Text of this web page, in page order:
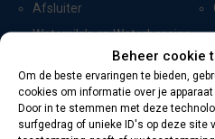
Beheer cookie
Om de beste ervaringen te bieden,
cookies om informatie over je
Door in te stemmen met deze
surfgedrag of unieke ID's op deze site
Afsluiter
Watersilo’s en Waterbassins
CERTIFICERING